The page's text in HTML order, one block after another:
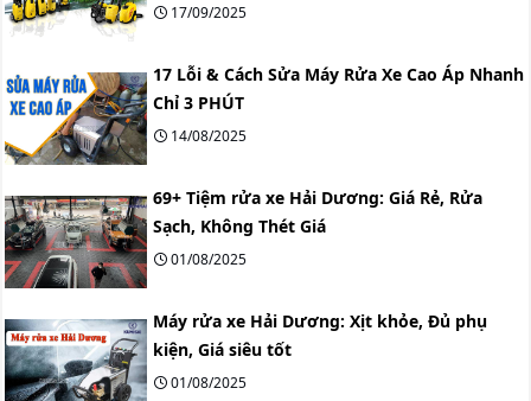
17/09/2025
17 Lỗi & Cách Sửa Máy Rửa Xe Cao Áp Nhanh
Chỉ 3 PHÚT
14/08/2025
69+ Tiệm rửa xe Hải Dương: Giá Rẻ, Rửa
Sạch, Không Thét Giá
01/08/2025
Máy rửa xe Hải Dương: Xịt khỏe, Đủ phụ
kiện, Giá siêu tốt
01/08/2025